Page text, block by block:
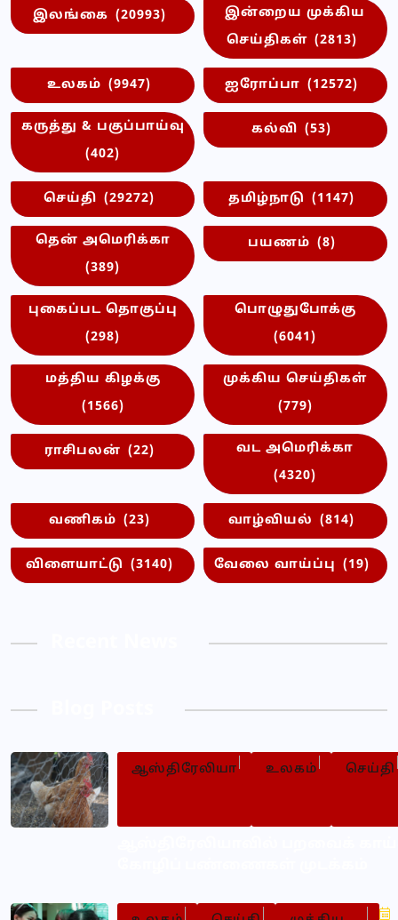
இலங்கை (20993)
இன்றைய முக்கிய
செய்திகள் (2813)
உலகம் (9947) ஐரோப்பா (12572)
கருத்து & பகுப்பாய்வு
(402)
கல்வி (53)
செய்தி (29272) தமிழ்நாடு (1147)
தென் அமெரிக்கா
(389)
பயணம் (8)
புகைப்பட தொகுப்பு
(298)
பொழுதுபோக்கு
(6041)
மத்திய கிழக்கு
(1566)
முக்கிய செய்திகள்
(779)
ராசிபலன் (22)
வட அமெரிக்கா
(4320)
வணிகம் (23) வாழ்வியல் (814)
விளையாட்டு (3140) வேலை வாய்ப்பு (19)
ஆஸ்திரேலியா உலகம் செய்தி